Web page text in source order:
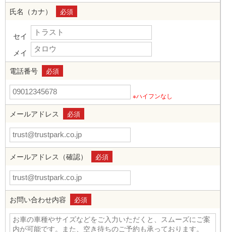
氏名（カナ）
必須
セイ
メイ
電話番号
必須
※ハイフンなし
メールアドレス 必須
メールアドレス（確認） 必須
お問い合わせ内容 必須